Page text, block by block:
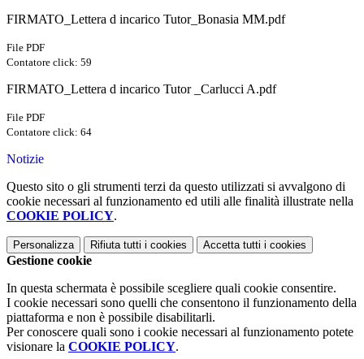
FIRMATO_Lettera d incarico Tutor_Bonasia MM.pdf
File PDF
Contatore click: 59
FIRMATO_Lettera d incarico Tutor _Carlucci A.pdf
File PDF
Contatore click: 64
Notizie
Questo sito o gli strumenti terzi da questo utilizzati si avvalgono di
cookie necessari al funzionamento ed utili alle finalità illustrate nella
COOKIE POLICY.
Personalizza Rifiuta tutti i cookies Accetta tutti i cookies
Gestione cookie
In questa schermata è possibile scegliere quali cookie consentire.
I cookie necessari sono quelli che consentono il funzionamento della
piattaforma e non è possibile disabilitarli.
Per conoscere quali sono i cookie necessari al funzionamento potete
visionare la COOKIE POLICY.